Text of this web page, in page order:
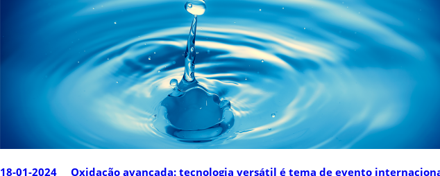
18-01-2024 Oxidação avançada: tecnologia versátil é tema de evento